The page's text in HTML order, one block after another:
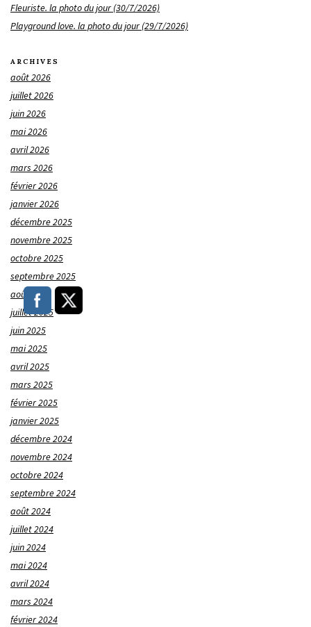
Fleuriste. la photo du jour (30/7/2026)
Playground love. la photo du jour (29/7/2026)
ARCHIVES
août 2026
juillet 2026
juin 2026
mai 2026
avril 2026
mars 2026
février 2026
janvier 2026
décembre 2025
novembre 2025
octobre 2025
septembre 2025
août 2025
juillet 2025
juin 2025
mai 2025
avril 2025
mars 2025
février 2025
janvier 2025
décembre 2024
novembre 2024
octobre 2024
septembre 2024
août 2024
juillet 2024
juin 2024
mai 2024
avril 2024
mars 2024
février 2024